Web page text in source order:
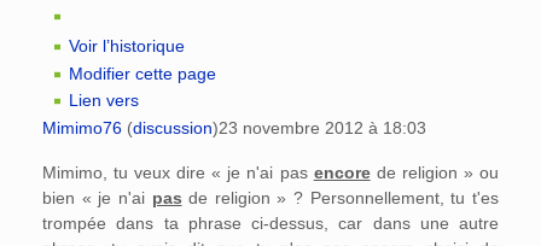
Voir l’historique
Modifier cette page
Lien vers
Mimimo76 (discussion)23 novembre 2012 à 18:03
Mimimo, tu veux dire « je n'ai pas encorede religion » ou
bien « je n'ai pas de religion » ? Personnellement, tu t'es
trompée dans ta phrase ci-dessus, car dans une autre